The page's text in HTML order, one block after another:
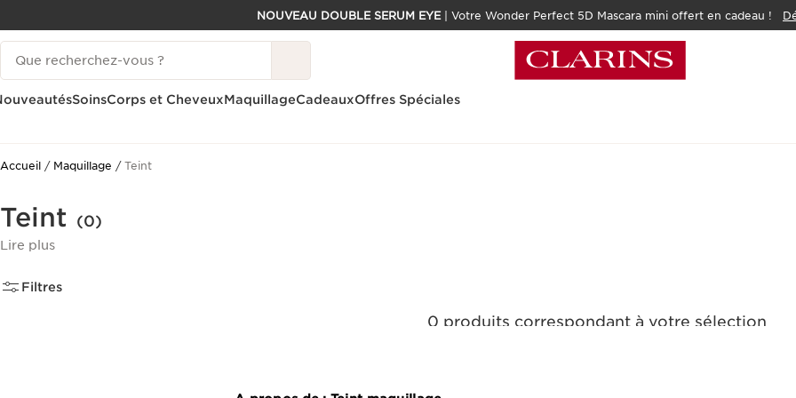
ALLER AU CONTENU
CONSULTER LE PIED DE PAGE
NOUVEAU DOUBLE SERUM EYE| Votre Wonder Perfect 5D Mascara mini offert en cadeau !
Historique des recherches
SoinsCorps et CheveuxMaquillageCadeauxOffres Spéciales
Accueil Maquillage Teint
Teint (0)
Lire plus
Filtres
0 produits correspondant à votre sélection